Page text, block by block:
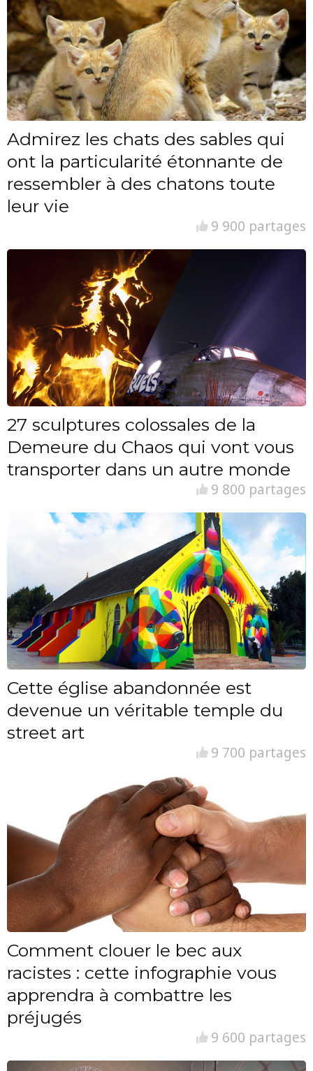
Admirez les chats des sables qui
ont la particularité étonnante de
ressembler à des chatons toute
leur vie
9 900 partages
27 sculptures colossales de la
Demeure du Chaos qui vont vous
transporter dans un autre monde
9 800 partages
Cette église abandonnée est
devenue un véritable temple du
street art
9 700 partages
Comment clouer le bec aux
racistes : cette infographie vous
apprendra à combattre les
préjugés
9 600 partages